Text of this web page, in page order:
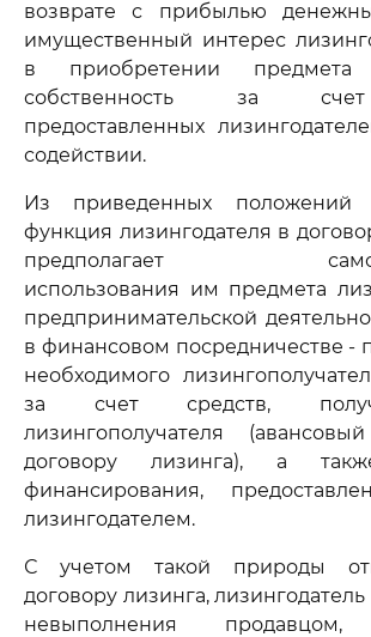
возврате с прибылью
имущественный интерес
в приобретении
собственность за
предоставленных
содействии.
Из приведенных положений
функция лизингодателя в
предполагает
использования им предмета
предпринимательской
в финансовом посредничестве -
необходимого
за счет средств,
лизингополучателя
договору лизинга), а
финансирования,
лизингодателем.
С учетом такой природы
договору лизинга,
невыполнения продавцом,